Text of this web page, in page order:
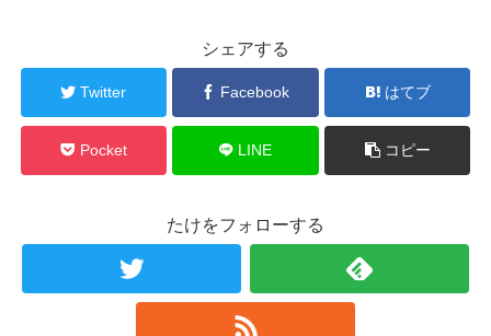
シェアする
Twitter Facebook はてブ
Pocket LINE コピー
たけをフォローする